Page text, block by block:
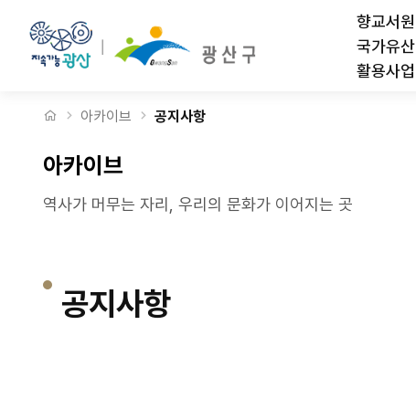
상단메뉴
향교서원
국가유산
활용사업
처음으로
아카이브 공지사항
아카이브
역사가 머무는 자리, 우리의 문화가 이어지는 곳
공지사항